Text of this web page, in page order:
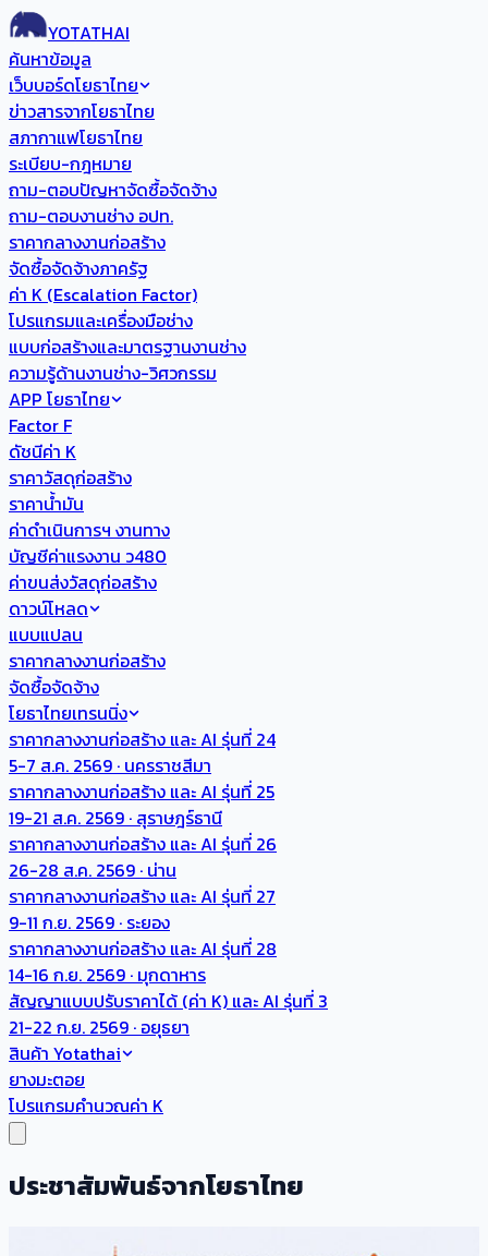
YOTATHAI
ค้นหาข้อมูล
เว็บบอร์ดโยธาไทย
ข่าวสารจากโยธาไทย
สภากาแฟโยธาไทย
ระเบียบ-กฎหมาย
ถาม-ตอบปัญหาจัดซื้อจัดจ้าง
ถาม-ตอบงานช่าง อปท.
ราคากลางงานก่อสร้าง
จัดซื้อจัดจ้างภาครัฐ
ค่า K (Escalation Factor)
โปรแกรมและเครื่องมือช่าง
แบบก่อสร้างและมาตรฐานงานช่าง
ความรู้ด้านงานช่าง-วิศวกรรม
APP โยธาไทย
Factor F
ดัชนีค่า K
ราคาวัสดุก่อสร้าง
ราคาน้ำมัน
ค่าดำเนินการฯ งานทาง
บัญชีค่าแรงงาน ว480
ค่าขนส่งวัสดุก่อสร้าง
ดาวน์โหลด
แบบแปลน
ราคากลางงานก่อสร้าง
จัดซื้อจัดจ้าง
โยธาไทยเทรนนิ่ง
ราคากลางงานก่อสร้าง และ AI รุ่นที่ 24
5-7 ส.ค. 2569 · นครราชสีมา
ราคากลางงานก่อสร้าง และ AI รุ่นที่ 25
19-21 ส.ค. 2569 · สุราษฎร์ธานี
ราคากลางงานก่อสร้าง และ AI รุ่นที่ 26
26-28 ส.ค. 2569 · น่าน
ราคากลางงานก่อสร้าง และ AI รุ่นที่ 27
9-11 ก.ย. 2569 · ระยอง
ราคากลางงานก่อสร้าง และ AI รุ่นที่ 28
14-16 ก.ย. 2569 · มุกดาหาร
สัญญาแบบปรับราคาได้ (ค่า K) และ AI รุ่นที่ 3
21-22 ก.ย. 2569 · อยุธยา
สินค้า Yotathai
ยางมะตอย
โปรแกรมคำนวณค่า K
ประชาสัมพันธ์จากโยธาไทย